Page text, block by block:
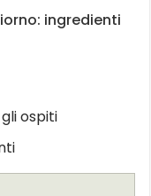
ingredienti
ospiti